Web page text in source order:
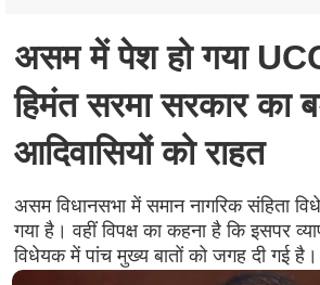
असम में पेश हो गया
हिमंत सरमा सरकार का
आदिवासियों को राहत
असम विधानसभा में समान नागरिक संहिता
गया है। वहीं विपक्ष का कहना है कि इसपर
विधेयक में पांच मुख्य बातों को जगह दी गई है।